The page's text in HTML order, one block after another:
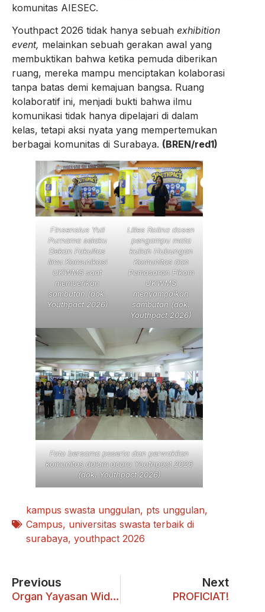
komunitas AIESEC.
Youthpact 2026 tidak hanya sebuah exhibition
event, melainkan sebuah gerakan awal yang
membuktikan bahwa ketika pemuda diberikan
ruang, mereka mampu menciptakan kolaborasi
tanpa batas demi kemajuan bangsa. Ruang
kolaboratif ini, menjadi bukti bahwa ilmu
komunikasi tidak hanya dipelajari di dalam
kelas, tetapi aksi nyata yang mempertemukan
berbagai komunitas di Surabaya. (BREN/red1)
Finsensius Yuli
Purnama selaku
Dekan Fakultas
Ilmu Komunikasi
UKWMS saat
memberikan
sambutan (dok.
Youthpact 2026)
Lilies Rolina dosen
pengampu mata
kuliah Hubungan
Komunitas dan
Pemasaran Fikom
UKWMS
menyampaikan
sambutan (dok.
Youthpact 2026)
Foto bersama peserta dan perwakilan
komunitas dalam acara Youthpact 2026
(dok. Youthpact 2026)
kampus swasta unggulan, pts unggulan,
Campus, universitas swasta terbaik di
surabaya, youthpact 2026
Previous
Organ Yayasan Widya Mandala Surabaya Masa Bakti 2026-2031 Resmi Dilantik
Next
PROFICIAT!